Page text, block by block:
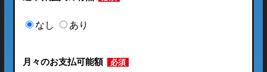
なし あり
月々のお支払可能額 必須